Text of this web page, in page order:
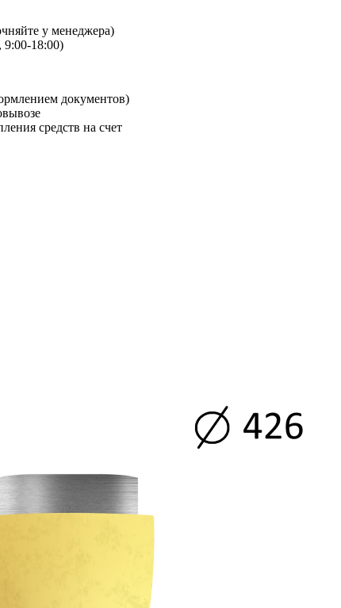
у менеджера)
9:00-18:00)
документов)
средств на счет